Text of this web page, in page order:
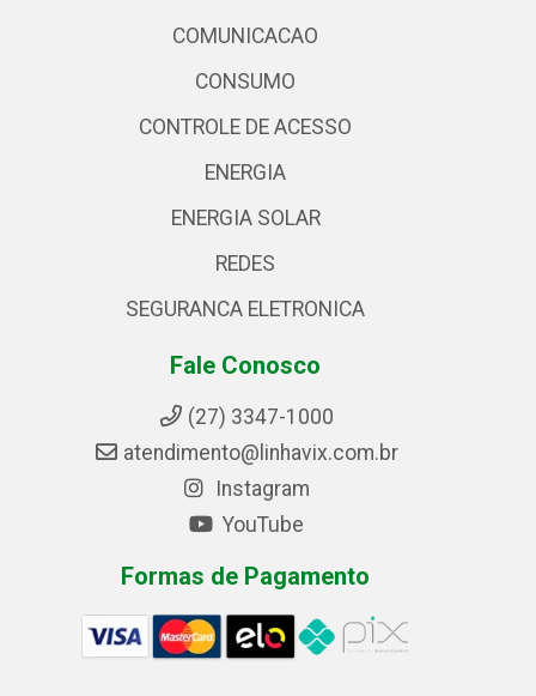
COMUNICACAO
CONSUMO
CONTROLE DE ACESSO
ENERGIA
ENERGIA SOLAR
REDES
SEGURANCA ELETRONICA
Fale Conosco
(27) 3347-1000
atendimento@linhavix.com.br
Instagram
YouTube
Formas de Pagamento